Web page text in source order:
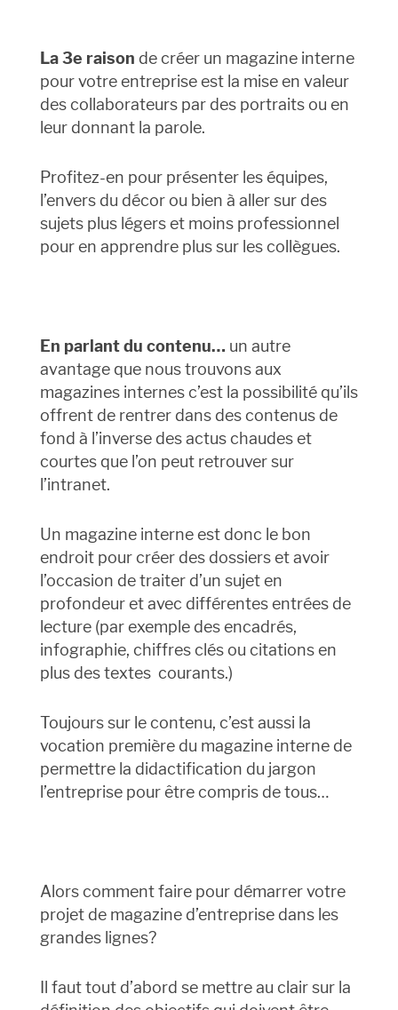
La 3e raison de créer un magazine interne
pour votre entreprise est la mise en valeur
des collaborateurs par des portraits ou en
leur donnant la parole.
Profitez-en pour présenter les équipes,
l’envers du décor ou bien à aller sur des
sujets plus légers et moins professionnel
pour en apprendre plus sur les collègues.
En parlant du contenu… un autre
avantage que nous trouvons aux
magazines internes c’est la possibilité qu’ils
offrent de rentrer dans des contenus de
fond à l’inverse des actus chaudes et
courtes que l’on peut retrouver sur
l’intranet.
Un magazine interne est donc le bon
endroit pour créer des dossiers et avoir
l’occasion de traiter d’un sujet en
profondeur et avec différentes entrées de
lecture (par exemple des encadrés,
infographie, chiffres clés ou citations en
plus des textes courants.)
Toujours sur le contenu, c’est aussi la
vocation première du magazine interne de
permettre la didactification du jargon
l’entreprise pour être compris de tous…
Alors comment faire pour démarrer votre
projet de magazine d’entreprise dans les
grandes lignes?
Il faut tout d’abord se mettre au clair sur la